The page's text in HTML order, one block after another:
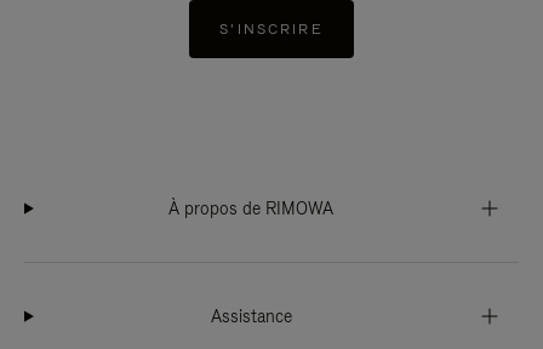
S'INSCRIRE
À propos de RIMOWA
Assistance